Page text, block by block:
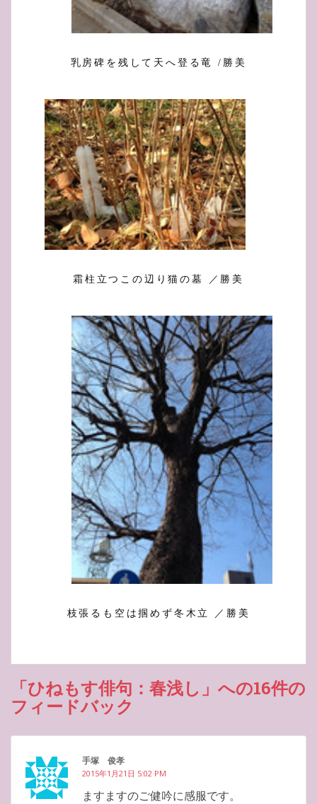
乳房碑を残して天へ登る竜 /勝美
霜柱立つこの辺り猫の墓 ／勝美
枝張るも空は掴めず冬木立 ／勝美
「ひねもす俳句：春浅し」への16件の
フィードバック
手塚 俊孝
2015年1月21日 5:02 PM
ますますのご健吟に感服です。